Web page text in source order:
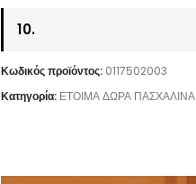
10.
Κωδικός προϊόντος: 0117502003
Κατηγορία: ΕΤΟΙΜΑ ΔΩΡΑ ΠΑΣΧΑΛΙΝΑ